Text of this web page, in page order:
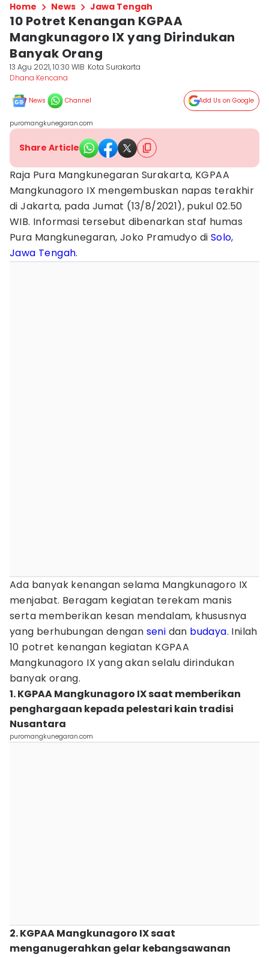
Home News Jawa Tengah
10 Potret Kenangan KGPAA
Mangkunagoro IX yang Dirindukan
Banyak Orang
13 Agu 2021, 10:30 WIB Kota Surakarta
Dhana Kencana
News Channel Add Us on Google
puromangkunegaran.com
Share Article
Raja Pura Mangkunegaran Surakarta, KGPAA
Mangkunagoro IX mengembuskan napas terakhir
di Jakarta, pada Jumat (13/8/2021), pukul 02.50
WIB. Informasi tersebut dibenarkan staf humas
Pura Mangkunegaran, Joko Pramudyo di Solo,
Jawa Tengah.
Ada banyak kenangan selama Mangkunagoro IX
menjabat. Beragam kegiatan terekam manis
serta memberikan kesan mendalam, khususnya
yang berhubungan dengan seni dan budaya. Inilah
10 potret kenangan kegiatan KGPAA
Mangkunagoro IX yang akan selalu dirindukan
banyak orang.
1. KGPAA Mangkunagoro IX saat memberikan
penghargaan kepada pelestari kain tradisi
Nusantara
puromangkunegaran.com
2. KGPAA Mangkunagoro IX saat
menganugerahkan gelar kebangsawanan